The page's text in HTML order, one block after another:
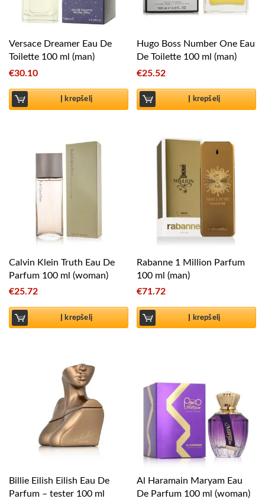
Versace Dreamer Eau De
Toilette 100 ml (man)
€30.10
Į krepšelį
Hugo Boss Number One Eau
De Toilette 100 ml (man)
€25.52
Į krepšelį
Calvin Klein Truth Eau De
Parfum 100 ml (woman)
€25.72
Į krepšelį
Rabanne 1 Million Parfum
100 ml (man)
€71.72
Į krepšelį
Billie Eilish Eilish Eau De
Parfum – tester 100 ml
Al Haramain Maryam Eau
De Parfum 100 ml (woman)